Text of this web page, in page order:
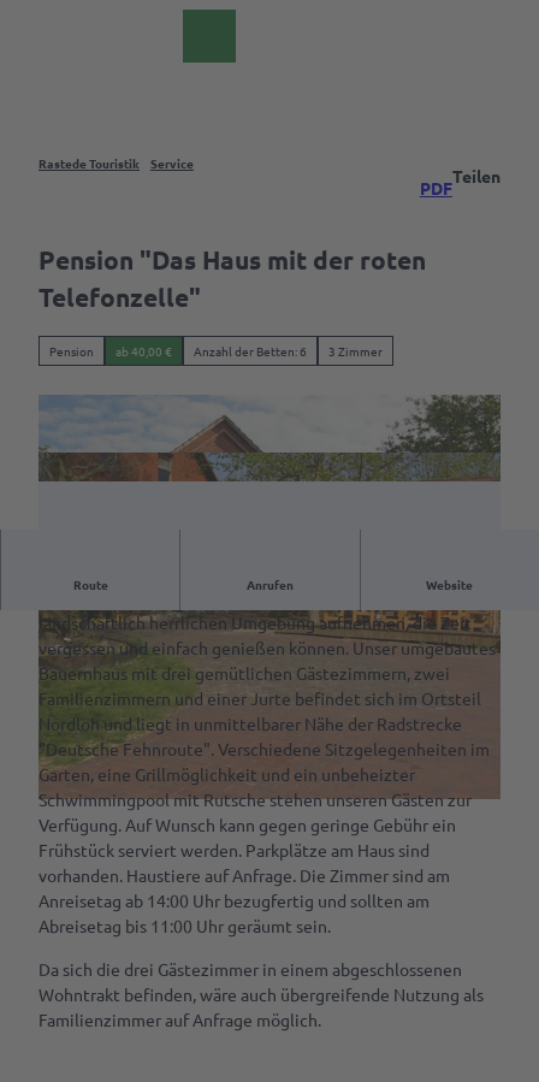
Übersicht
Veranstaltungskalender
Erlebnistouren
Event
& Aktiv
Aktivitäten
Rastede
Mit
dem
Rad
fahren
Spazieren
Ab auf
die
Schaukel
Mach
was
mit
dem
Parks
&
Spezialitäten
Cafés &
Restaurants
Rezept für
Amalies
Seufzerkuchen
Ammerländer
Spezialitäten
Service
Deine
Tourist-
Info
RastedeGutschein
Souvenirs
Prospektbestellung
Anreise,
& Laden
Ansprechpartner
Rastede Touristik Service
PDF
Teilen
Pension "Das Haus mit der roten
Telefonzelle"
Pension ab 40,00 € Anzahl der Betten: 6 3 Zimmer
© Fam. Günther
© Fam. Günther
Route Anrufen Website
landschaftlich herrlichen Umgebung aufnehmen, die Zeit
vergessen und einfach genießen können. Unser umgebautes
Bauernhaus mit drei gemütlichen Gästezimmern, zwei
Familienzimmern und einer Jurte befindet sich im Ortsteil
Nordloh und liegt in unmittelbarer Nähe der Radstrecke
"Deutsche Fehnroute". Verschiedene Sitzgelegenheiten im
Garten, eine Grillmöglichkeit und ein unbeheizter
Schwimmingpool mit Rutsche stehen unseren Gästen zur
Verfügung. Auf Wunsch kann gegen geringe Gebühr ein
Frühstück serviert werden. Parkplätze am Haus sind
vorhanden. Haustiere auf Anfrage. Die Zimmer sind am
Anreisetag ab 14:00 Uhr bezugfertig und sollten am
Abreisetag bis 11:00 Uhr geräumt sein.
Da sich die drei Gästezimmer in einem abgeschlossenen
Wohntrakt befinden, wäre auch übergreifende Nutzung als
Familienzimmer auf Anfrage möglich.